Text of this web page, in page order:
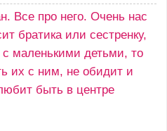
Все про него. Очень нас
братика или сестренку,
маленькими детьми, то
их с ним, не обидит и
быть в центре